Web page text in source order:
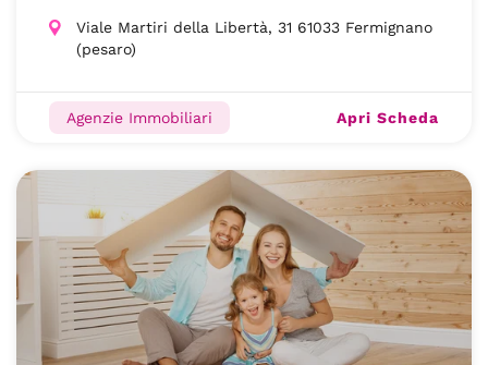
Viale Martiri della Libertà, 31 61033 Fermignano
(pesaro)
Agenzie Immobiliari Apri Scheda